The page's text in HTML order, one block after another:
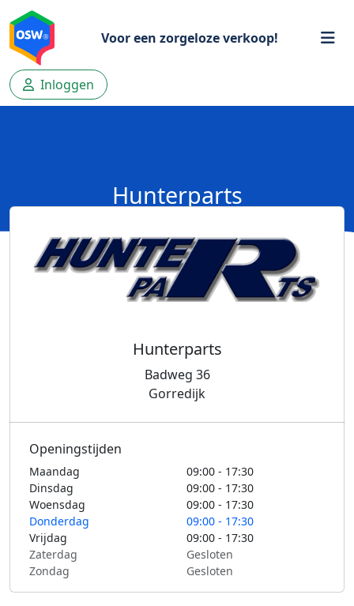
Voor een zorgeloze verkoop!
Inloggen
Hunterparts
Hunterparts
Badweg 36
Gorredijk
Openingstijden
Maandag
09:00 - 17:30
Dinsdag
09:00 - 17:30
Woensdag
09:00 - 17:30
Donderdag
09:00 - 17:30
Vrijdag
09:00 - 17:30
Zaterdag
Gesloten
Zondag
Gesloten